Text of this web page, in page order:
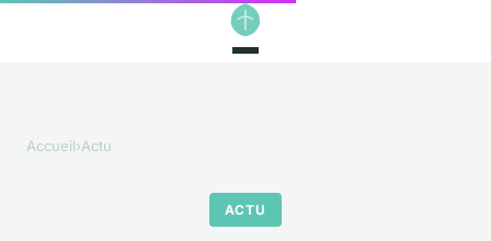
Accueil›Actu
ACTU